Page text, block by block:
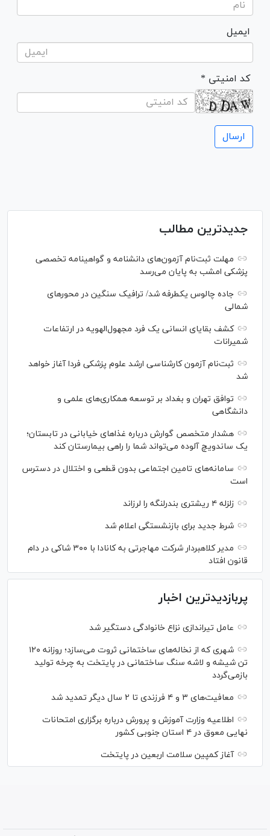
ایمیل
* کد امنیتی
جدیدترین مطالب
مهلت ثبت‌نام آزمون‌های دانشنامه و گواهینامه تخصصی
پزشکی امشب به پایان می‌رسد
جاده چالوس یکطرفه شد/ ترافیک سنگین در محورهای
شمالی
کشف بقایای انسانی یک فرد مجهول‌الهویه در ارتفاعات
شمیرانات
ثبت‌نام آزمون کارشناسی ارشد علوم پزشکی فردا آغاز خواهد
شد
توافق تهران و بغداد بر توسعه همکاری‌های علمی و
دانشگاهی
هشدار متخصص گوارش درباره غذا‌های خیابانی در تابستان؛
یک ساندویچ آلوده می‌تواند شما را راهی بیمارستان کند
سامانه‌های تامین اجتماعی بدون قطعی و اختلال در دسترس
است
زلزله ۴ ریشتری بندرلنگه را لرزاند
شرط جدید برای بازنشستگی اعلام شد
مدیر کلاهبردار شرکت مهاجرتی به کانادا با ۳۰۰ شاکی در دام
قانون افتاد
پربازدیدترین اخبار
عامل تیراندازی نزاع خانوادگی دستگیر شد
شهری که از نخاله‌های ساختمانی ثروت می‌سازد؛ روزانه ۱۲۰
تن شیشه و لاشه سنگ ساختمانی در پایتخت به چرخه تولید
بازمی‌گردد
معافیت‌های ۳ و ۴ فرزندی تا ۲ سال دیگر تمدید شد
اطلاعیه وزارت آموزش و پرورش درباره برگزاری امتحانات
نهایی معوق در ۴ استان جنوبی کشور
آغاز کمپین سلامت اربعین در پایتخت